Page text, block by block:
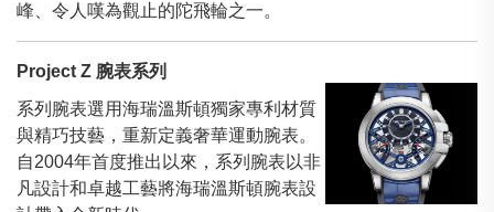
峰、令人嘆為觀止的陀飛輪之一。
Project Z 腕表系列
系列腕表選用海瑞溫斯頓獨家專利材質
與精巧技藝，重新定義奢華運動腕表。
自2004年首度推出以來，系列腕表以非
凡設計和卓越工藝將海瑞溫斯頓腕表設